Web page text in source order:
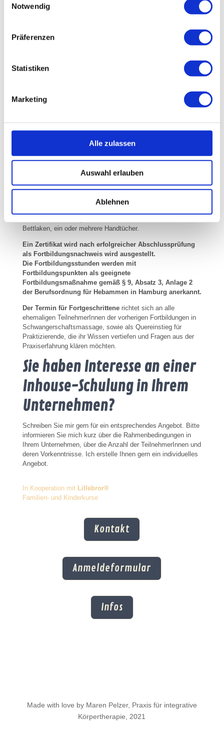
Notwendig
Präferenzen
Statistiken
Marketing
Alle zulassen
Auswahl erlauben
Ablehnen
Öle – kontraindizierte und geeignete Öle
Raumvorbereitung / positive Rahmenbedingungen für eine
Neben der Vermittlung theoretischen Wissens steht die
Schwangerschaftsmassage und können dies anhand
Am zweiten Tag stehen voraussichtlich schwangere Frauen
zur Verfügung, mit denen die erlernte Praxis erprobt werden
Tätigkeitsfelder
Neben der selbstständigen Tätigkeit in eigener Praxis gibt es
Spas oder Hotels, im Fitness-oder Kosmetikstudio, sowohl
freiberuflich als auch im Angestelltenverhältnis. U.a. können
Bettlaken, ein oder mehrere Handtücher.
Ein Zertifikat wird nach erfolgreicher Abschlussprüfung
als Fortbildungsnachweis wird ausgestellt.
Die Fortbildungsstunden werden mit
Fortbildungspunkten als geeignete
Fortbildungsmaßnahme gemäß § 9, Absatz 3, Anlage 2
der Berufsordnung für Hebammen in Hamburg anerkannt.
Der Termin für Fortgeschrittenerichtet sich an alle
ehemaligen TeilnehmerInnen der vorherigen Fortbildungen in
Schwangerschaftsmassage, sowie als Quereinstieg für
Praktizierende, die ihr Wissen vertiefen und Fragen aus der
Praxiserfahrung klären möchten.
Sie haben Interesse an einer
Inhouse-Schulung in Ihrem
Unternehmen?
Schreiben Sie mir gern für ein entsprechendes Angebot. Bitte
informieren Sie mich kurz über die Rahmenbedingungen in
Ihrem Unternehmen, über die Anzahl der TeilnehmerInnen und
deren Vorkenntnisse. Ich erstelle Ihnen gern ein individuelles
Angebot.
In Kooperation mit Lillebror®
Familien- und Kinderkurse
Kontakt
Anmeldeformular
Infos
Made with love by Maren Pelzer, Praxis für integrative
Körpertherapie, 2021